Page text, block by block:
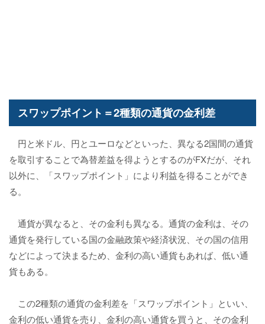
スワップポイント＝2種類の通貨の金利差
円と米ドル、円とユーロなどといった、異なる2国間の通貨
を取引することで為替差益を得ようとするのがFXだが、それ
以外に、「スワップポイント」により利益を得ることができ
る。
通貨が異なると、その金利も異なる。通貨の金利は、その
通貨を発行している国の金融政策や経済状況、その国の信用
などによって決まるため、金利の高い通貨もあれば、低い通
貨もある。
この2種類の通貨の金利差を「スワップポイント」といい、
金利の低い通貨を売り、金利の高い通貨を買うと、その金利